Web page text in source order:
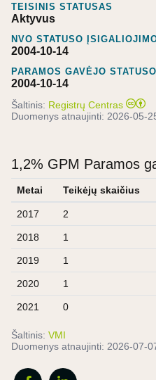
TEISINIS STATUSAS
Aktyvus
NVO STATUSO
2004-10-14
PARAMOS GAVĖJO
2004-10-14
Šaltinis: Registrų Centras
Duomenys atnaujinti: 2026-05-
1,2% GPM Paramos
Metai Teikėjų skaičius
2017 2
2018 1
2019 1
2020 1
2021 0
Šaltinis: VMI
Duomenys atnaujinti: 2026-07-